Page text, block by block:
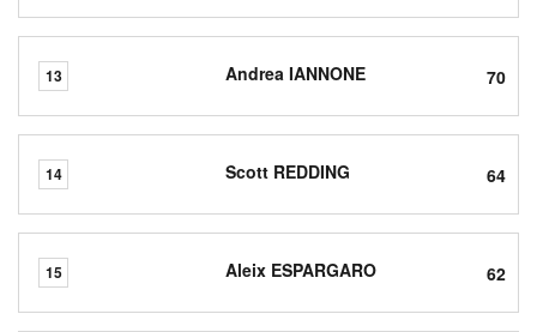
13 Andrea IANNONE 70
14 Scott REDDING 64
15 Aleix ESPARGARO 62